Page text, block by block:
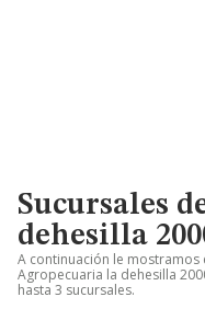
Sucursales
dehesilla
A continuación le mostramos
Agropecuaria la dehesilla
hasta 3 sucursales.